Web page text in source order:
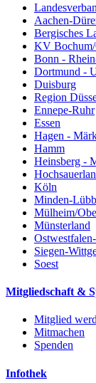
Aachen-
Bergisches
KV Bochum/
Bonn -
Dortmund -
Duisburg
Region
Ennepe-Ruhr
Essen
Hagen -
Hamm
Heinsberg -
Köln
Minden-
Mülheim/
Münsterland
Siegen-
Soest
Mitgliedschaft &
Mitglied
Mitmachen
Spenden
Infothek